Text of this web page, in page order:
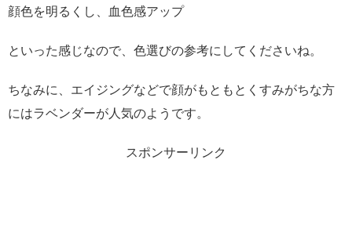
顔色を明るくし、血色感アップ
といった感じなので、色選びの参考にしてくださいね。
ちなみに、エイジングなどで顔がもともとくすみがちな方
にはラベンダーが人気のようです。
スポンサーリンク